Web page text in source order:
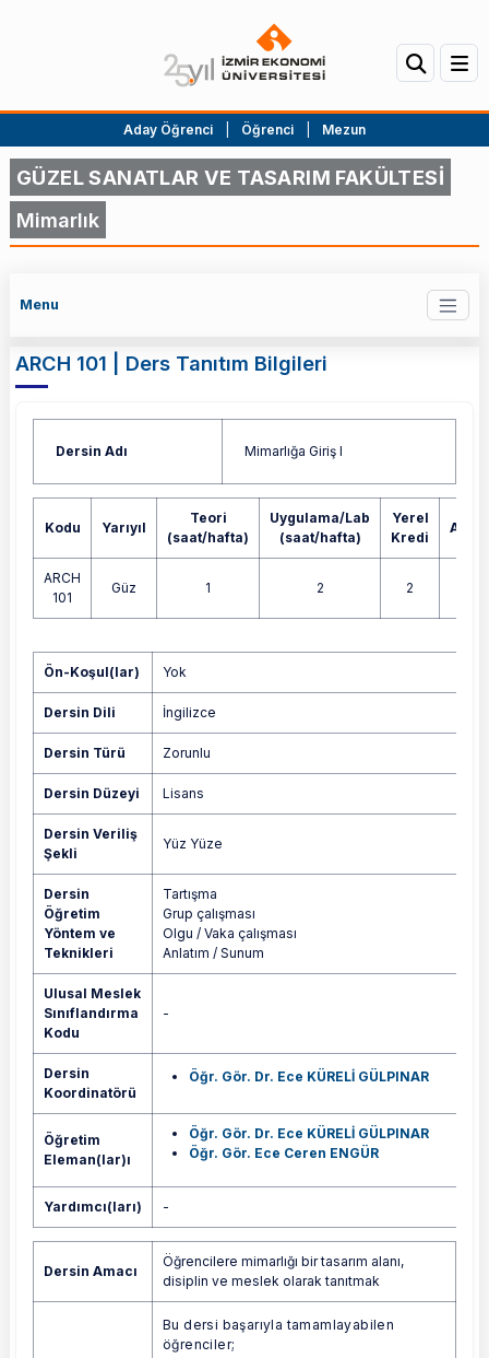
Aday Öğrenci Öğrenci Mezun
GÜZEL SANATLAR VE TASARIM FAKÜLTESİ
Mimarlık
Menu
ARCH 101 | Ders Tanıtım Bilgileri
Dersin Adı Mimarlığa Giriş I
Kodu Yarıyıl
Teori
(saat/hafta)
Uygulama/Lab
(saat/hafta)
Yerel
Kredi
AKTS
ARCH
101
Güz 1 2 2
Yok
Ön-Koşul(lar) Yok
Dersin Dili İngilizce
Dersin Türü Zorunlu
Dersin Düzeyi Lisans
Dersin Veriliş
Şekli
Yüz Yüze
Dersin
Öğretim
Yöntem ve
Teknikleri
Tartışma
Grup çalışması
Olgu / Vaka çalışması
Anlatım / Sunum
Ulusal Meslek
Sınıflandırma
Kodu
-
Dersin
Koordinatörü
Öğr. Gör. Dr. Ece KÜRELİ GÜLPINAR
Öğretim
Eleman(lar)ı
Öğr. Gör. Dr. Ece KÜRELİ GÜLPINAR
Öğr. Gör. Ece Ceren ENGÜR
Yardımcı(ları) -
Dersin Amacı
Öğrencilere mimarlığı bir tasarım alanı,
disiplin ve meslek olarak tanıtmak
Bu dersi başarıyla tamamlayabilen
öğrenciler;